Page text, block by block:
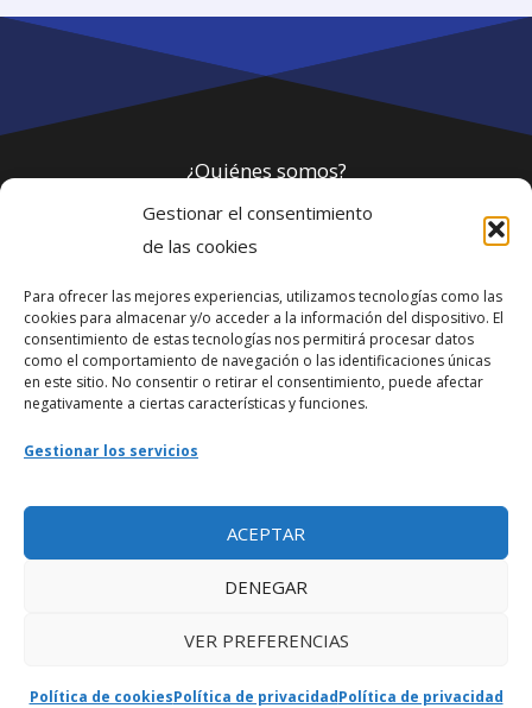
Gestionar el consentimiento
de las cookies
Para ofrecer las mejores experiencias, utilizamos tecnologías como las
cookies para almacenar y/o acceder a la información del dispositivo. El
consentimiento de estas tecnologías nos permitirá procesar datos
como el comportamiento de navegación o las identificaciones únicas
en este sitio. No consentir o retirar el consentimiento, puede afectar
negativamente a ciertas características y funciones.
Gestionar los servicios
ACEPTAR
DENEGAR
VER PREFERENCIAS
Política de cookiesPolítica de privacidadPolítica de privacidad
¿Quiénes somos?
Política de privacidad
Webmaster
soporte@fotosdlahabana.com
Nuestro e-mail:
Ir al grupo de Facebook